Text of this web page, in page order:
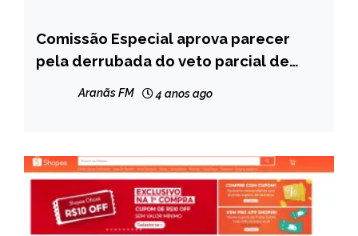
MINAS
GERAIS
NOTÍCIAS
Comissão Especial aprova parecer
pela derrubada do veto parcial de
Aranãs FM 4 anos ago